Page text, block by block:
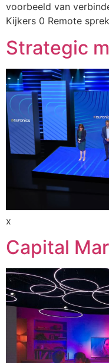
voorbeeld van
Kijkers 0 Remote
Strategic
x
Capital